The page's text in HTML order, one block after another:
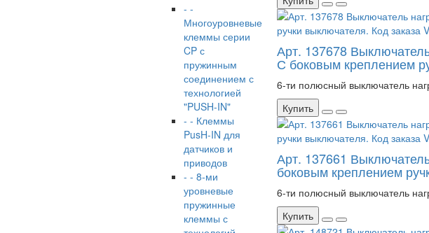
- -
Многоуровневые
клеммы серии
CP с
пружинным
соединением с
технологией
"PUSH-IN"
- - Клеммы
PusH-IN для
датчиков и
приводов
- - 8-ми
уровневые
пружинные
клеммы с
Арт. 137678
С боковым креплением
6-ти полюсный выключатель
Купить
Арт. 137661
боковым креплением
6-ти полюсный выключатель
Купить